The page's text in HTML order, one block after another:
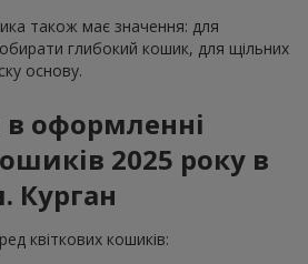
також має значення: для
глибокий кошик, для щільних
основу.
оформленні
2025 року в
Курган
квіткових кошиків: